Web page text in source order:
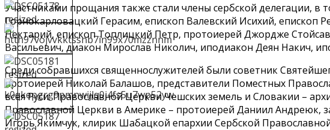
Участниками прощания также стали члены сербской делегации, в
Горнокарловацкий Герасим, епископ Валевский Исихий, епископ
Нектарий, епископ Топлицкий Петр, протоиерей Джордже
Васильевич, диакон Мирослав Николич, иподиакон Деян Накич,
Среди собравшихся священнослужителей были советник
протоиерей Николай Балашов, представители Поместных
всея Руси: Православной Церкви Чешских земель и Словакии –
Православной Церкви в Америке – протоиерей Даниил Андреюк,
Игорь Якимчук, клирик Шабацкой епархии Сербской